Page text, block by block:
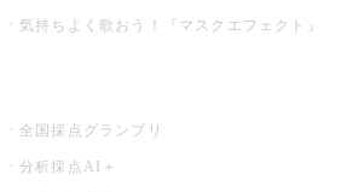
気持ちよく歌おう！『マスクエフェクト』
全国採点グランプリ
分析採点AI＋